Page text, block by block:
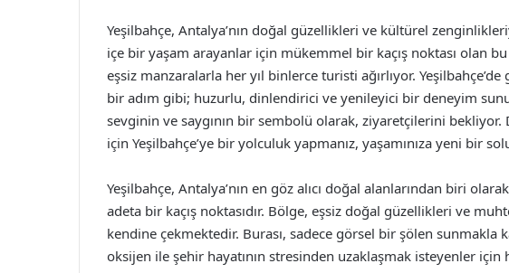
Yeşilbahçe, Antalya’nın doğal güzellikleri ve kültürel
içe bir yaşam arayanlar için mükemmel bir kaçış noktası olan
eşsiz manzaralarla her yıl binlerce turisti ağırlıyor.
bir adım gibi; huzurlu, dinlendirici ve yenileyici bir deneyim
sevginin ve saygının bir sembolü olarak, ziyaretçilerini
için Yeşilbahçe’ye bir yolculuk yapmanız, yaşamınıza yeni bir
Yeşilbahçe, Antalya’nın en göz alıcı doğal alanlarından biri
adeta bir kaçış noktasıdır. Bölge, eşsiz doğal güzellikleri ve
kendine çekmektedir. Burası, sadece görsel bir şölen sunmakla
oksijen ile şehir hayatının stresinden uzaklaşmak isteyenler için